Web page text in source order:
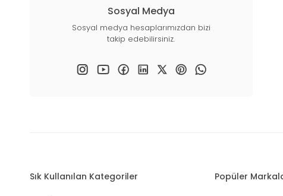
Sosyal Medya
Sosyal medya hesaplarımızdan bizi
takip edebilirsiniz.
Sık Kullanılan Kategoriler Popüler